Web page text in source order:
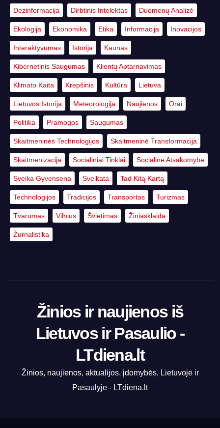
Dezinformacija Dirbtinis Intelektas Duomenų Analizė
Ekologija Ekonomika Etika Informacija Inovacijos
Interaktyvumas Istorija Kaunas
Kibernetinis Saugumas Klientų Aptarnavimas
Klimato Kaita Krepšinis Kultūra Lietuva
Lietuvos Istorija Meteorologija Naujienos Orai
Politika Pramogos Saugumas
Skaitmeninės Technologijos Skaitmeninė Transformacija
Skaitmenizacija Socialiniai Tinklai Socialinė Atsakomybė
Sveika Gyvensena Sveikata Tad Kitą Kartą
Technologijos Tradicijos Transportas Turizmas
Tvarumas Vilnius Švietimas Žiniasklaida
Žurnalistika
Žinios ir naujienos iš
Lietuvos ir Pasaulio -
LTdiena.lt
Žinios, naujienos, aktualijos, įdomybės, Lietuvoje ir
Pasaulyje - LTdiena.lt